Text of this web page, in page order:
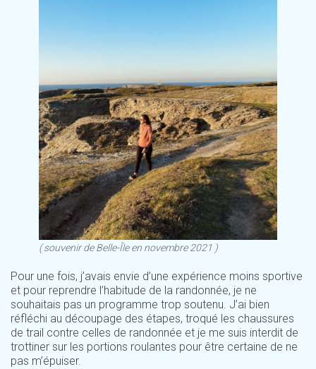
( souvenir de Belle-Île en novembre 2021 )
Pour une fois, j’avais envie d’une expérience moins sportive
et pour reprendre l’habitude de la randonnée, je ne
souhaitais pas un programme trop soutenu. J’ai bien
réfléchi au découpage des étapes, troqué les chaussures
de trail contre celles de randonnée et je me suis interdit de
trottiner sur les portions roulantes pour être certaine de ne
pas m’épuiser.